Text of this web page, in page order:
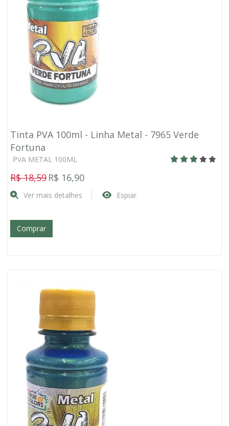
Tinta PVA 100ml - Linha Metal - 7965 Verde
Fortuna
PVA METAL 100ML
R$ 18,59 R$ 16,90
Ver mais detalhes Espiar
Comprar